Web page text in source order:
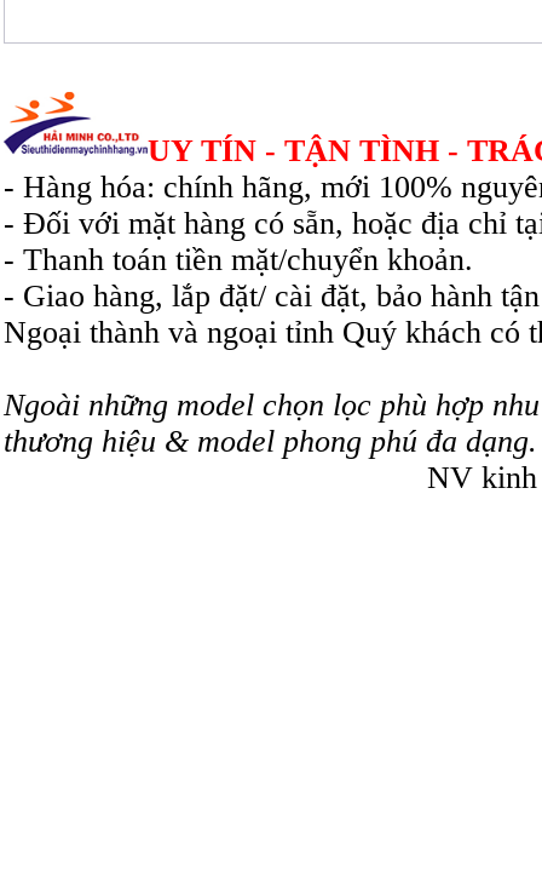
UY TÍN - TẬN TÌNH -
- Hàng hóa: chính hãng, mới 100%
- Đối với mặt hàng có sẵn, hoặc địa chỉ
- Thanh toán tiền mặt/chuyển khoản.
- Giao hàng, lắp đặt/ cài đặt, bảo hành
Ngoại thành và ngoại tỉnh Quý khách có
Ngoài những model chọn lọc phù hợp
thương hiệu & model phong phú đa
NV kinh doanh: